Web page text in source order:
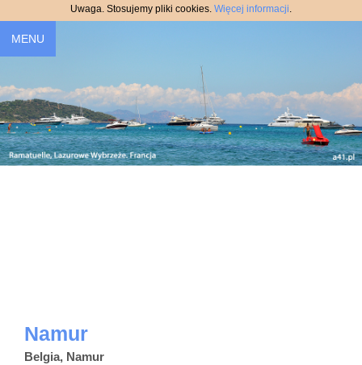
Uwaga. Stosujemy pliki cookies. Więcej informacji.
MENU
Namur
Belgia, Namur